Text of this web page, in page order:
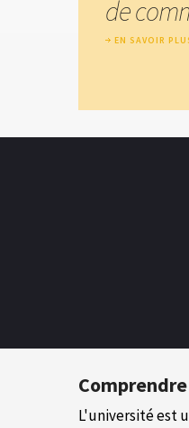
L'université est
de
EN SAVOIR